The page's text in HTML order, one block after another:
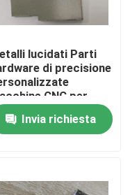
lucidati Parti
di precisione
CNC per
personalizzate
Invia richiesta